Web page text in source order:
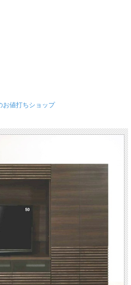
値打ちショップ